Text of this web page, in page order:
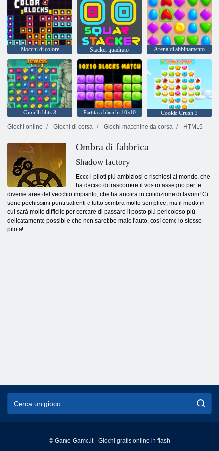
Blocchi di colore Stacker quadrato Arena di abbinamento
Gioielli blitz 3 Partita a blocchi 10x10
Cookie Crush 3
Giochi online
Giochi di corsa Giochi macchine da corsa HTML5
Ombra di fabbrica
Shadow factory
Ecco i piloti più ambiziosi e rischiosi al mondo, che
ha deciso di trascorrere il vostro assegno per le
diverse aree del vecchio impianto, che ha ancora in condizione di lavoro! Ci
sono pochissimi punti salienti e tutto sembra molto semplice, ma il modo in
cui sarà molto difficile per cercare di passare il posto più pericoloso più
delicatamente possibile che non sarebbe male l'auto, così come lo stesso
pilota!
© Game-Game.it - Giochi gratis online in flash